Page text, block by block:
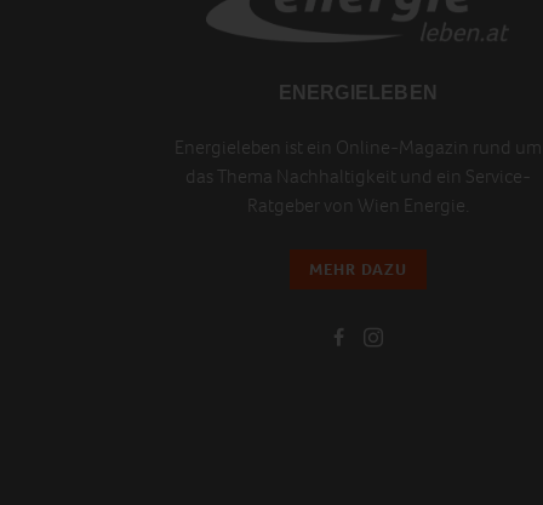
ENERGIELEBEN
Energieleben ist ein Online-Magazin rund um
das Thema Nachhaltigkeit und ein Service-
Ratgeber von Wien Energie.
MEHR DAZU